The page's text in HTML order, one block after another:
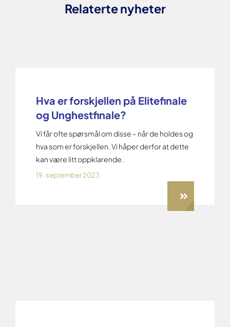
Relaterte nyheter
Hva er forskjellen på Elitefinale
og Unghestfinale?
Vi får ofte spørsmål om disse – når de holdes og
hva som er forskjellen. Vi håper derfor at dette
kan være litt oppklarende.
19. september 2023